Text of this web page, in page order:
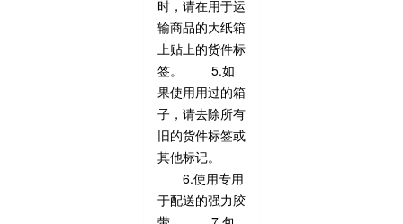
时，请在用于运
输商品的大纸箱
上贴上的货件标
签。 5.如
果使用用过的箱
子，请去除所有
旧的货件标签或
其他标记。
6.使用专用
于配送的强力胶